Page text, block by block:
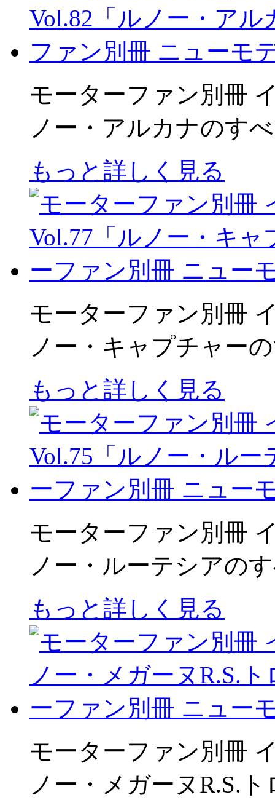
モーターファン別冊
ノー・アルカナのす
もっと詳しく見る
モーターファン別冊
ノー・キャプチャー
もっと詳しく見る
モーターファン別冊
ノー・ルーテシアの
もっと詳しく見る
モーターファン別冊
ノー・メガーヌR.S.